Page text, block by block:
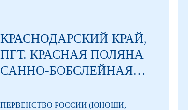
КРАСНОДАРСКИЙ КРАЙ,
ПГТ. КРАСНАЯ ПОЛЯНА
САННО-БОБСЛЕЙНАЯ
ОБРАЗОВАТЕЛЬНОГО
ПЕРВЕНСТВО РОССИИ (ЮНОШИ,